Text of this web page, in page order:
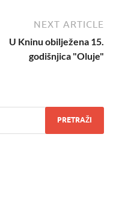
NEXT ARTICLE
U Kninu obilježena 15.
godišnjica "Oluje"